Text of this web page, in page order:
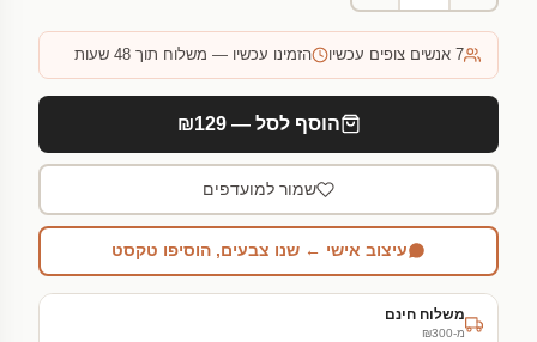
7 אנשים צופים עכשיו הזמינו עכשיו — משלוח תוך 48 שעות
הוסף לסל — ₪129
שמור למועדפים
עיצוב אישי ← שנו צבעים, הוסיפו טקסט
משלוח חינם
מ-₪300